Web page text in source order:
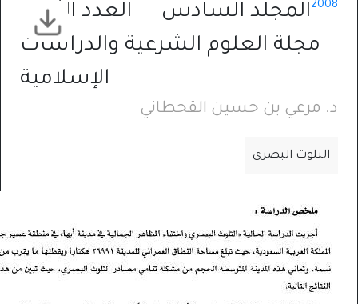
المجلد السادس
العدد الثاني
مجلة العلوم الشرعية والدراسات
الإسلامية
بن حسين القحطاني
البصري